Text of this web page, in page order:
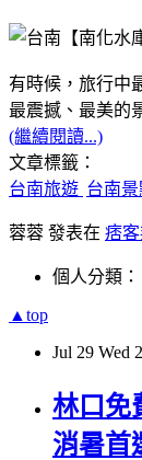
有時候，旅行中
最震撼、最美的
(繼續閱讀...)
文章標籤：
台南旅遊 台南
蓉蓉 發表在 痞
個人分類：
▲top
Jul 29 Wed
林口免
消暑首